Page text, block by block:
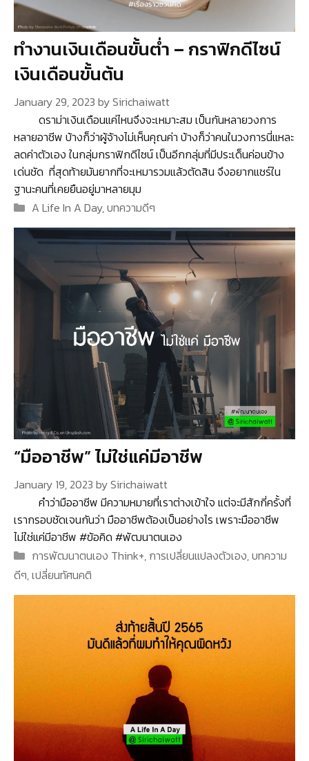
ทำงานเงินเดือนขั้นต่ำ – กราฟิกดีไซน์
เงินเดือนขั้นต้น
January 29, 2023 bySirichaiwatt
ดราม่าเงินเดือนแค่ไหนจึงจะเหมาะสม เป็นกันหลายวงการ
หลายอาชีพ บ้างก็ว่าผู้จ้างไม่เห็นคุณค่า บ้างก็ว่าคนในวงการนี่แหละ
ลดค่าตัวเอง ในกลุ่มกราฟิกดีไซน์ เป็นอีกกลุ่มที่มีประเด็นค่อนข้าง
เด่นชัด ที่สุดท้ายมันยากที่จะเหมารวมแล้วตัดสิน จึงอยากแชร์ใน
ฐานะคนที่เคยยืนอยู่มาหลายมุม
Categories
A Life In A Day,บทความดีๆ
“มืออาชีพ” ไม่ใช่แค่มีอาชีพ
January 19, 2023 bySirichaiwatt
คำว่ามืออาชีพ มีความหมายที่เราต่างเข้าใจ แต่จะมีสักกี่ครั้งที่
เรากรอบชัดเจนกันว่า มืออาชีพต้องเป็นอย่างไร เพราะมืออาชีพ
ไม่ใช่แค่มีอาชีพ #ข้อคิด #พัฒนาตนเอง
Categories
การพัฒนาตนเอง Think+, การเปลี่ยนแปลงตัวเอง,บทความ
ดีๆ,เปลี่ยนทัศนคติ